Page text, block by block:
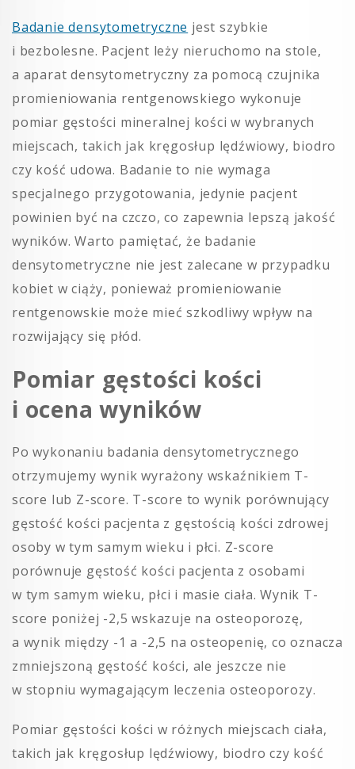
Badanie densytometryczne jest szybkie
i bezbolesne. Pacjent leży nieruchomo na stole,
a aparat densytometryczny za pomocą czujnika
promieniowania rentgenowskiego wykonuje
pomiar gęstości mineralnej kości w wybranych
miejscach, takich jak kręgosłup lędźwiowy, biodro
czy kość udowa. Badanie to nie wymaga
specjalnego przygotowania, jedynie pacjent
powinien być na czczo, co zapewnia lepszą jakość
wyników. Warto pamiętać, że badanie
densytometryczne nie jest zalecane w przypadku
kobiet w ciąży, ponieważ promieniowanie
rentgenowskie może mieć szkodliwy wpływ na
rozwijający się płód.
Pomiar gęstości kości
i ocena wyników
Po wykonaniu badania densytometrycznego
otrzymujemy wynik wyrażony wskaźnikiem T-
score lub Z-score. T-score to wynik porównujący
gęstość kości pacjenta z gęstością kości zdrowej
osoby w tym samym wieku i płci. Z-score
porównuje gęstość kości pacjenta z osobami
w tym samym wieku, płci i masie ciała. Wynik T-
score poniżej -2,5 wskazuje na osteoporozę,
a wynik między -1 a -2,5 na osteopenię, co oznacza
zmniejszoną gęstość kości, ale jeszcze nie
w stopniu wymagającym leczenia osteoporozy.
Pomiar gęstości kości w różnych miejscach ciała,
takich jak kręgosłup lędźwiowy, biodro czy kość